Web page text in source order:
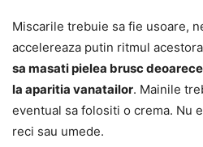
Miscarile trebuie sa fie usoare,
accelereaza putin ritmul
sa masati pielea brusc
la aparitia vanatailor. Mainile
eventual sa folositi o crema. Nu
reci sau umede.